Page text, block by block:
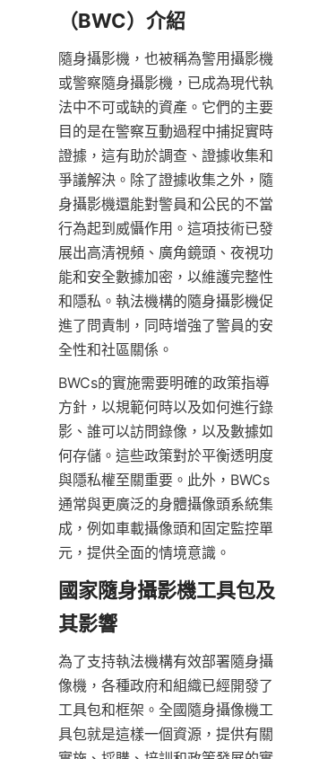
（BWC）介紹
隨身攝影機，也被稱為警用攝影機
或警察隨身攝影機，已成為現代執
法中不可或缺的資產。它們的主要
目的是在警察互動過程中捕捉實時
證據，這有助於調查、證據收集和
爭議解決。除了證據收集之外，隨
身攝影機還能對警員和公民的不當
行為起到威懾作用。這項技術已發
展出高清視頻、廣角鏡頭、夜視功
能和安全數據加密，以維護完整性
和隱私。執法機構的隨身攝影機促
進了問責制，同時增強了警員的安
全性和社區關係。
BWCs的實施需要明確的政策指導
方針，以規範何時以及如何進行錄
影、誰可以訪問錄像，以及數據如
何存儲。這些政策對於平衡透明度
與隱私權至關重要。此外，BWCs
通常與更廣泛的身體攝像頭系統集
成，例如車載攝像頭和固定監控單
元，提供全面的情境意識。
國家隨身攝影機工具包及
其影響
為了支持執法機構有效部署隨身攝
像機，各種政府和組織已經開發了
工具包和框架。全國隨身攝像機工
具包就是這樣一個資源，提供有關